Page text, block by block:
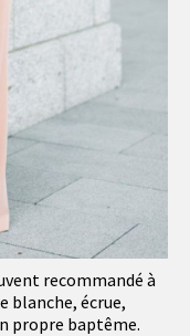
recommandé à
blanche, écrue,
propre baptême.